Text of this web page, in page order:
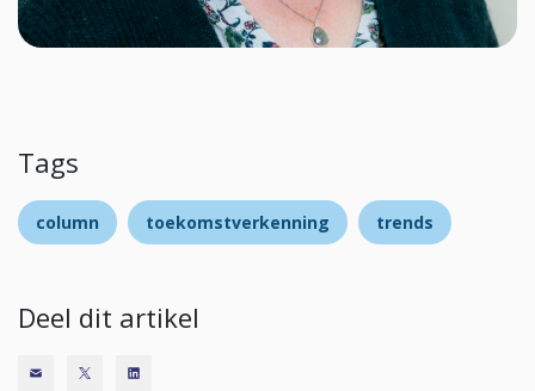
Tags
column toekomstverkenning trends
Deel dit artikel